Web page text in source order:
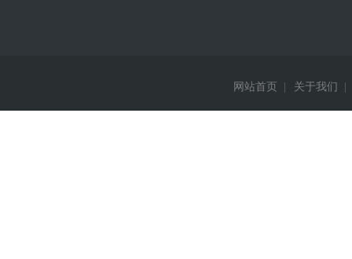
网站首页 关于我们